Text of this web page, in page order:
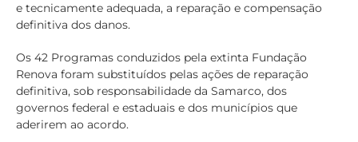
e tecnicamente adequada, a reparação e compensação
definitiva dos danos.
Os 42 Programas conduzidos pela extinta Fundação
Renova foram substituídos pelas ações de reparação
definitiva, sob responsabilidade da Samarco, dos
governos federal e estaduais e dos municípios que
aderirem ao acordo.